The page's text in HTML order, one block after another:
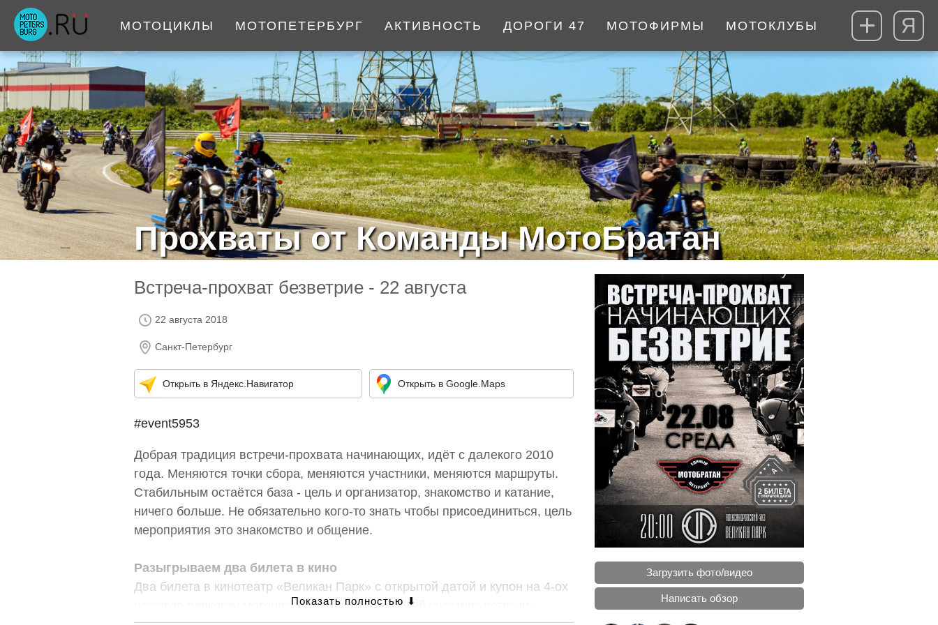
Я
ДОРОГИ 47 МОТОФИРМЫ
МОТОЦИКЛЫ МОТОПЕТЕРБУРГ АКТИВНОСТЬ МОТОКЛУБЫ
Прохваты от Команды МотоБратан
Загрузить фото/видео
Написать обзор
Встреча-прохват безветрие - 22 августа
22 августа 2018
Санкт-Петербург
Открыть в Яндекс.Навигатор Открыть в Google.Maps
#event5953
Добрая традиция встречи-прохвата начинающих, идёт с далекого 2010
года. Меняются точки сбора, меняются участники, меняются маршруты.
Стабильным остаётся база - цель и организатор, знакомство и катание,
ничего больше. Не обязательно кого-то знать чтобы присоединиться, цель
мероприятия это знакомство и общение.
Разыгрываем два билета в кино
Два билета в кинотеатр «Великан Парк» с открытой датой и купон на 4-ох
часовую парковку мотоцикла, получит случайный участник встречи-